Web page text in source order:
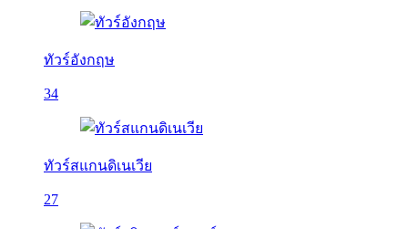
ทัวร์อังกฤษ
34
ทัวร์สแกนดิเนเวีย
27